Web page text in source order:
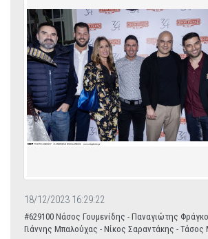
18/12/2023 16:29:22
#629100 Νάσος Γουμενίδης - Παναγιώτης
Γιάννης Μπαλούχας - Νίκος Σαραντάκης - Τάσος